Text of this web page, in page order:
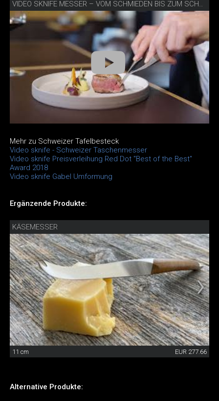
VIDEO SKNIFE MESSER – VOM SCHMIEDEN BIS ZUM SCHNEIDEN
Mehr zu Schweizer Tafelbesteck
Video sknife - Schweizer Taschenmesser
Video sknife Preisverleihung Red Dot "Best of the Best"
Award 2018
Video sknife Gabel Umformung
Ergänzende Produkte:
KÄSEMESSER
11 cm EUR 277.66
Alternative Produkte: